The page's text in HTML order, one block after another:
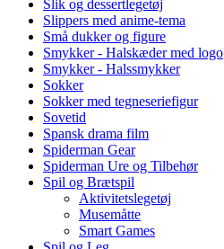
Slik og dessertlegetøj
Slippers med anime-tema
Små dukker og figure
Smykker - Halskæder med logo
Smykker - Halssmykker
Sokker
Sokker med tegneseriefigur
Sovetid
Spansk drama film
Spiderman Gear
Spiderman Ure og Tilbehør
Spil og Brætspil
Aktivitetslegetøj
Musemåtte
Smart Games